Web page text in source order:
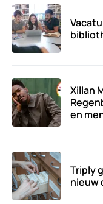
Xillan
en
Triply
nieuw